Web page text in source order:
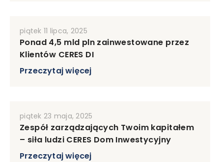
piątek 11 lipca, 2025
Ponad 4,5 mld pln zainwestowane przez
Klientów CERES DI
Przeczytaj więcej
piątek 23 maja, 2025
Zespół zarządzających Twoim kapitałem
– siła ludzi CERES Dom Inwestycyjny
Przeczytaj więcej